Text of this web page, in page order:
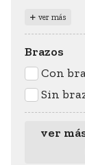
ver más
Brazos
Con
Sin
ver